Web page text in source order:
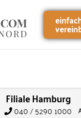
Filiale Hamburg
040 / 5290 1000